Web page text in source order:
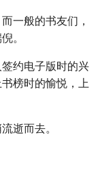
一般的书友们，
。
约电子版时的兴
榜时的愉悦，上
逝而去。